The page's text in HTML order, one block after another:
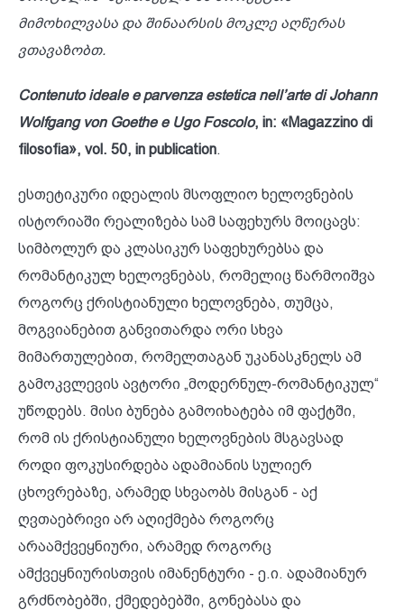
მიმოხილვასა და შინაარსის მოკლე აღწერას
ვთავაზობთ.
Contenuto ideale e parvenza estetica nell’arte di Johann
Wolfgang von Goethe e Ugo Foscolo, in: «Magazzino di
filosofia», vol. 50, in publication.
ესთეტიკური იდეალის მსოფლიო ხელოვნების
ისტორიაში რეალიზება სამ საფეხურს მოიცავს:
სიმბოლურ და კლასიკურ საფეხურებსა და
რომანტიკულ ხელოვნებას, რომელიც წარმოიშვა
როგორც ქრისტიანული ხელოვნება, თუმცა,
მოგვიანებით განვითარდა ორი სხვა
მიმართულებით, რომელთაგან უკანასკნელს ამ
გამოკვლევის ავტორი „მოდერნულ-რომანტიკულ“
უწოდებს. მისი ბუნება გამოიხატება იმ ფაქტში,
რომ ის ქრისტიანული ხელოვნების მსგავსად
როდი ფოკუსირდება ადამიანის სულიერ
ცხოვრებაზე, არამედ სხვაობს მისგან - აქ
ღვთაებრივი არ აღიქმება როგორც
არაამქვეყნიური, არამედ როგორც
ამქვეყნიურისთვის იმანენტური - ე.ი. ადამიანურ
გრძნობებში, ქმედებებში, გონებასა და